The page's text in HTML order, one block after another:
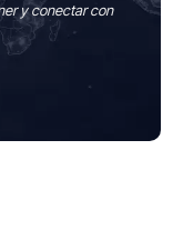
y conectar con